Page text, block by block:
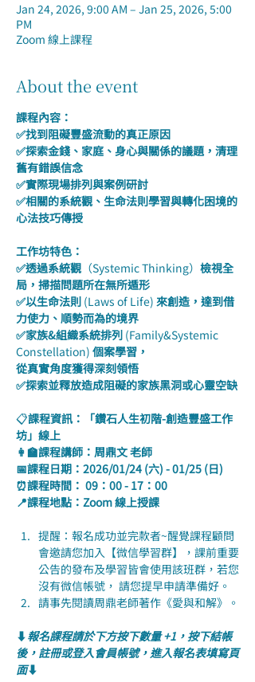
Jan 24, 2026, 9:00 AM – Jan 25, 2026, 5:00
PM
Zoom 線上課程
About the event
課程內容：
✅找到阻礙豐盛流動的真正原因
✅探索金錢、家庭、身心與關係的議題，清理
舊有錯誤信念
✅實際現場排列與案例研討
✅相關的系統觀、生命法則學習與轉化困境的
心法技巧傳授
工作坊特色：
✅透過系統觀 （Systemic Thinking） 檢視全
局，掃描問題所在無所遁形
✅以生命法則 (Laws of Life) 來創造，達到借
力使力、順勢而為的境界
✅家族&組織系統排列 (Family&Systemic
Constellation) 個案學習，
從真實角度獲得深刻領悟
✅探索並釋放造成阻礙的家族黑洞或心靈空缺
📋課程資訊：「鑽石人生初階-創造豐盛工作
坊」線上
👩‍🏫課程講師：周鼎文 老師
📅課程日期：2026/01/24 (六) - 01/25 (日)
⏰課程時間： 09：00 - 17：00
📍課程地點：Zoom 線上授課
提醒：報名成功並完款者~醒覺課程顧問
會邀請您加入【微信學習群】，課前重要
公告的發布及學習皆會使用該班群，若您
沒有微信帳號， 請您提早申請準備好。
請事先閱讀周鼎老師著作《愛與和解》。
⬇️報名課程請於下方按下數量 +1，按下結帳
後，註冊或登入會員帳號，進入報名表填寫頁
面⬇️